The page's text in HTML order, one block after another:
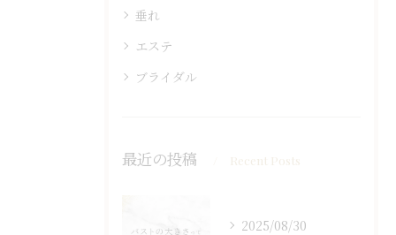
垂れ
エステ
ブライダル
最近の投稿 Recent Posts
2025/08/30